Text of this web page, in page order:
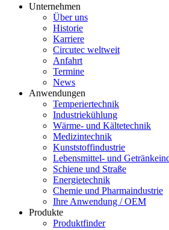
Unternehmen
Über uns
Historie
Karriere
Circutec weltweit
Anfahrt
Termine
News
Anwendungen
Temperiertechnik
Industriekühlung
Wärme- und Kältetechnik
Medizintechnik
Kunststoffindustrie
Lebensmittel- und
Schiene und Straße
Energietechnik
Chemie und Pharmaindustrie
Ihre Anwendung / OEM
Produkte
Produktfinder